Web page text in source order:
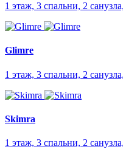
1 этаж, 3 спальни, 2
Glimre
1 этаж, 3 спальни, 2
Skimra
1 этаж, 3 спальни, 2